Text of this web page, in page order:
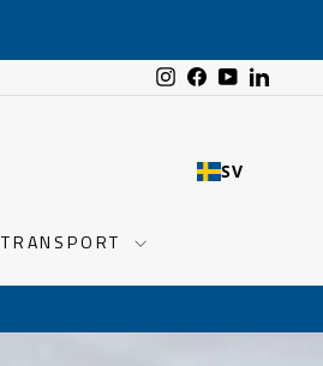
Instagram
Facebook
YouTube
SV
TRANSPORT